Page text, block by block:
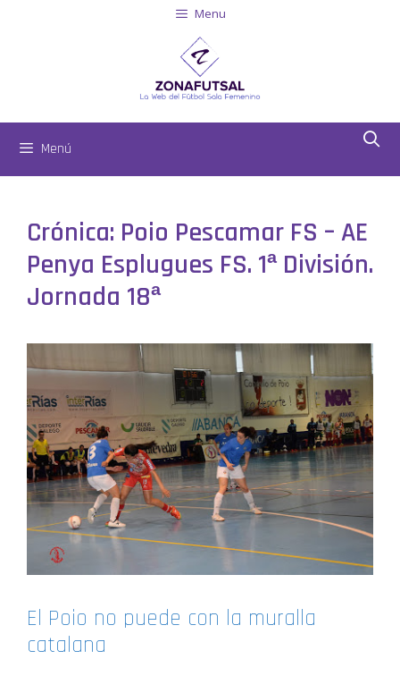
Menu
Menú
Crónica: Poio Pescamar FS – AE
Penya Esplugues FS. 1ª División.
Jornada 18ª
El Poio no puede con la muralla
catalana